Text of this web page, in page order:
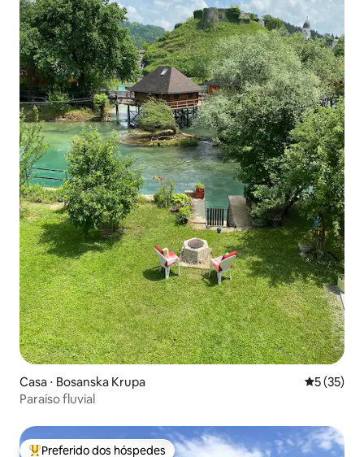
Casa ⋅ Bosanska Krupa 5 de uma
5 (35)
Paraíso fluvial
Preferido dos hóspedes